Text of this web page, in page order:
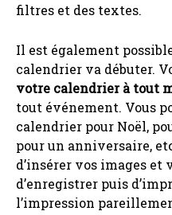
filtres et des textes.
Il est également
calendrier va débuter.
votre calendrier à tout
tout événement. Vous
calendrier pour Noël,
pour un anniversaire,
d’insérer vos images
d’enregistrer puis
l’impression